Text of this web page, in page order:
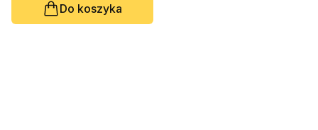
Do koszyka